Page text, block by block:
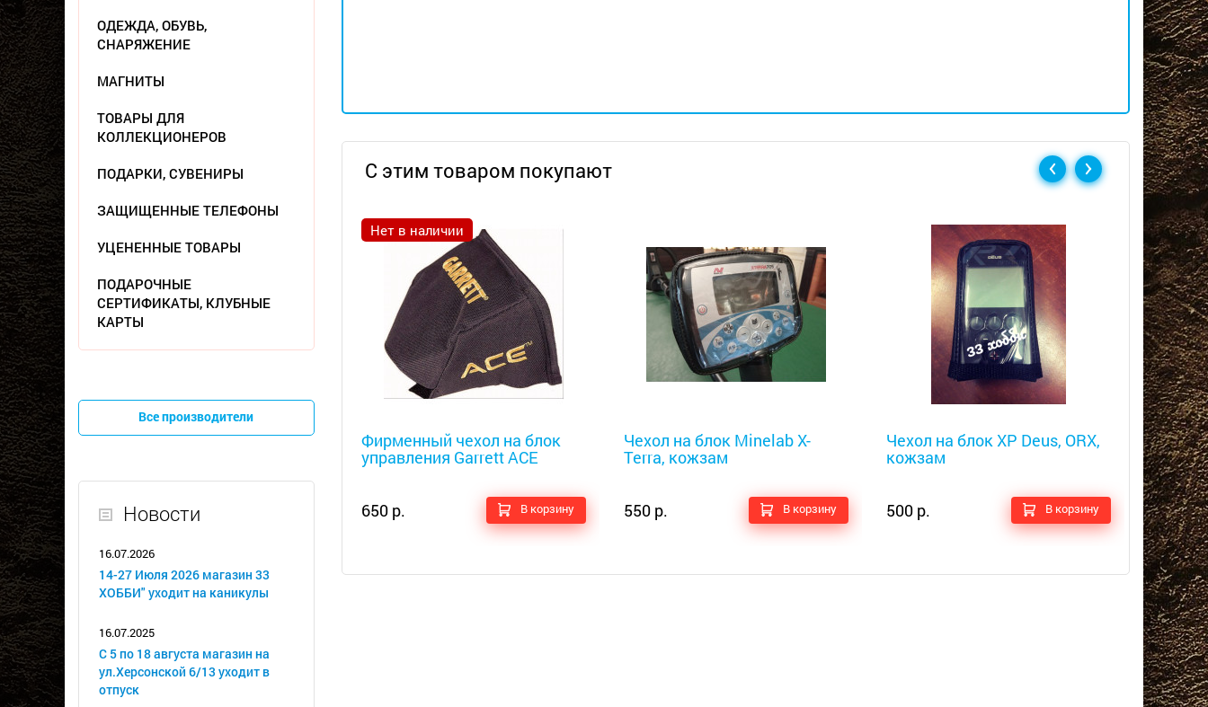
ОДЕЖДА, ОБУВЬ,
СНАРЯЖЕНИЕ
МАГНИТЫ
ТОВАРЫ ДЛЯ
КОЛЛЕКЦИОНЕРОВ
ПОДАРКИ, СУВЕНИРЫ
ЗАЩИЩЕННЫЕ ТЕЛЕФОНЫ
УЦЕНЕННЫЕ ТОВАРЫ
ПОДАРОЧНЫЕ
СЕРТИФИКАТЫ, КЛУБНЫЕ
КАРТЫ
Все производители
Новости
16.07.2026
14-27 Июля 2026 магазин 33
ХОББИ" уходит на каникулы
16.07.2025
С 5 по 18 августа магазин на
ул.Херсонской 6/13 уходит в
отпуск
С этим товаром покупают
Нет в наличии
Фирменный чехол на блок
управления Garrett ACE
650 р. В корзину
Чехол на блок Minelab X-
Terra, кожзам
550 р. В корзину
Чехол на блок XP Deus, ORX,
кожзам
500 р. В корзину
Скидка
Чехол
кожзам
450 р.
500 р.